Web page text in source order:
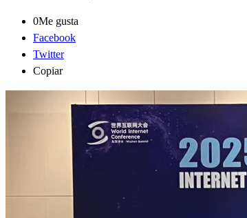
0Me gusta
Facebook
Twitter
Copiar